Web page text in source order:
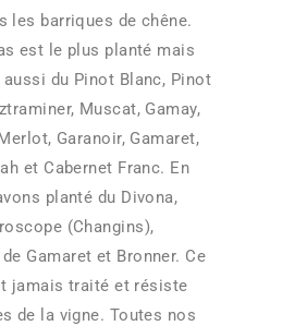
les barriques de chêne.
est le plus planté mais
aussi du Pinot Blanc, Pinot
Muscat, Gamay,
Garanoir, Gamaret,
et Cabernet Franc. En
planté du Divona,
(Changins),
Gamaret et Bronner. Ce
jamais traité et résiste
de la vigne. Toutes nos